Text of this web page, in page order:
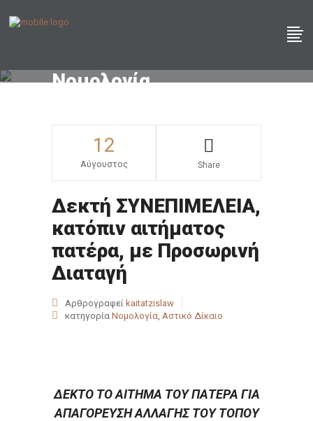
Νομολογία
12
Αύγουστος Share
Δεκτή ΣΥΝΕΠΙΜΕΛΕΙΑ,
κατόπιν αιτήματος
πατέρα, με Προσωρινή
Διαταγή
Αρθρογραφεί kaitatzislaw
κατηγορία Νομολογία, Αστικό Δίκαιο
ΔΕΚΤΌ ΤΟ ΑΊΤΗΜΑ ΤΟΥ ΠΑΤΈΡΑ ΓΙΑ
ΑΠΑΓΌΡΕΥΣΗ ΑΛΛΑΓΉΣ ΤΟΥ ΤΌΠΟΥ